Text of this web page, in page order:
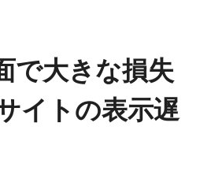
で大きな損失
イトの表示遅